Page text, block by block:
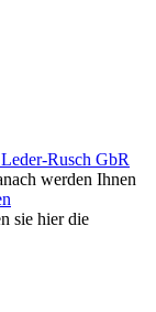
werden Ihnen
sie hier die